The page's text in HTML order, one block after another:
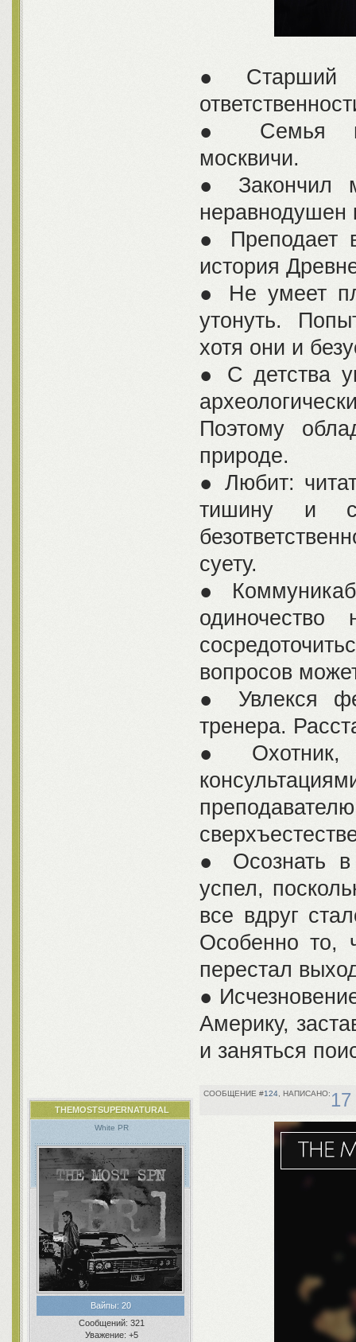
● Старший
● Семья
москвичи.
● Закончил
неравнодушен
● Преподает
история
● Не умеет
утонуть.
хотя они и
● С детства
Поэтому
природе.
● Любит:
тишину и
суету.
●
одиночество
вопросов
● Увлекся
тренера.
● Охотник,
● Осознать
успел,
все вдруг
Особенно то,
перестал
●
Америку,
и заняться
124
THEMOSTSUPERNATURAL
White PR
Вайпы:20
Сообщений: 321
Уважение: +5